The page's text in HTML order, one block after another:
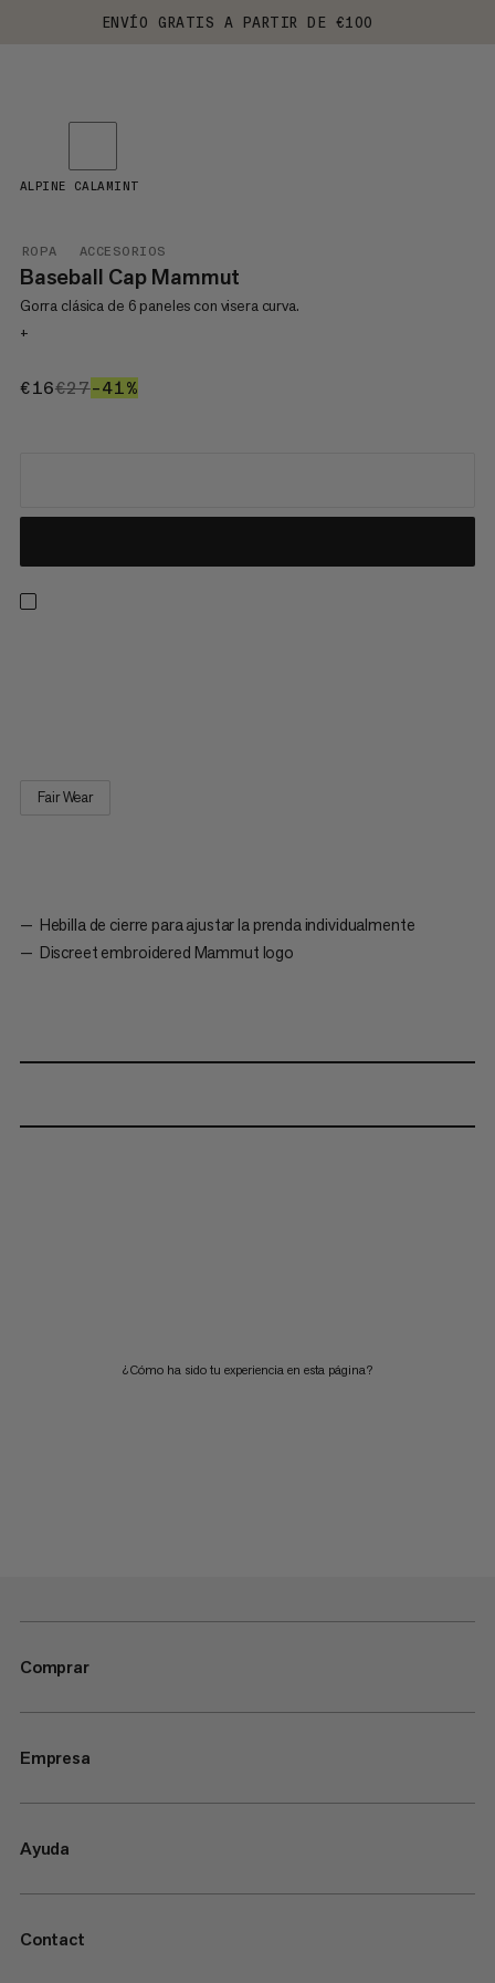
ENVÍO GRATIS A PARTIR DE €100
ROPA ACCESORIOS
Baseball Cap Mammut
Gorra clásica de 6 paneles con visera curva.
+
€16€16
€27€27
–41%
ALPINE CALAMINT
Fair Wear
Hebilla de cierre para ajustar la prenda individualmente
Discreet embroidered Mammut logo
¿Cómo ha sido tu experiencia en esta página?
Comprar
Empresa
Ayuda
Contact